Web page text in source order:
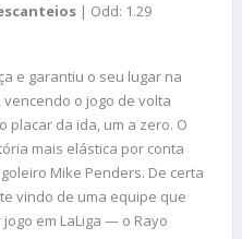
| Odd: 1.29
e garantiu o seu lugar na
o jogo de volta
placar da ida, um a zero. O
mais elástica por conta
Mike Penders. De certa
vindo de uma equipe que
em LaLiga — o Rayo